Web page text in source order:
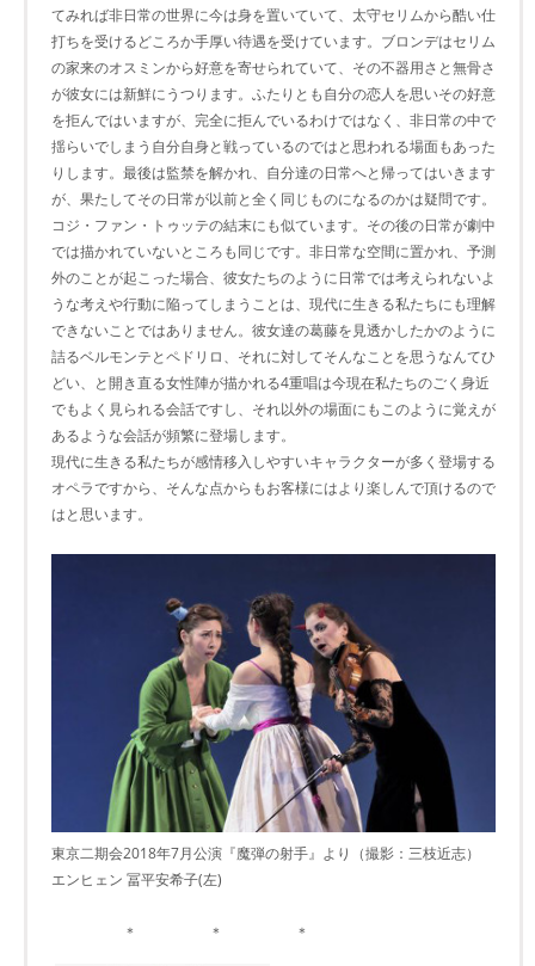
てみれば非日常の世界に今は身を置いていて、太守セリムから酷い仕
打ちを受けるどころか手厚い待遇を受けています。ブロンデはセリム
の家来のオスミンから好意を寄せられていて、その不器用さと無骨さ
が彼女には新鮮にうつります。ふたりとも自分の恋人を思いその好意
を拒んではいますが、完全に拒んでいるわけではなく、非日常の中で
揺らいでしまう自分自身と戦っているのではと思われる場面もあった
りします。最後は監禁を解かれ、自分達の日常へと帰ってはいきます
が、果たしてその日常が以前と全く同じものになるのかは疑問です。
コジ・ファン・トゥッテの結末にも似ています。その後の日常が劇中
では描かれていないところも同じです。非日常な空間に置かれ、予測
外のことが起こった場合、彼女たちのように日常では考えられないよ
うな考えや行動に陥ってしまうことは、現代に生きる私たちにも理解
できないことではありません。彼女達の葛藤を見透かしたかのように
詰るベルモンテとペドリロ、それに対してそんなことを思うなんてひ
どい、と開き直る女性陣が描かれる4重唱は今現在私たちのごく身近
でもよく見られる会話ですし、それ以外の場面にもこのように覚えが
あるような会話が頻繁に登場します。
現代に生きる私たちが感情移入しやすいキャラクターが多く登場する
オペラですから、そんな点からもお客様にはより楽しんで頂けるので
はと思います。
東京二期会2018年7月公演『魔弾の射手』より（撮影：三枝近志）
エンヒェン 冨平安希子(左)
＊ ＊ ＊